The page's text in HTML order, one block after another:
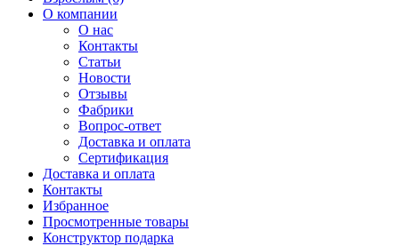
О компании
О нас
Контакты
Статьи
Новости
Отзывы
Фабрики
Вопрос-ответ
Доставка и оплата
Сертификация
Доставка и оплата
Контакты
Избранное
Просмотренные товары
Конструктор подарка